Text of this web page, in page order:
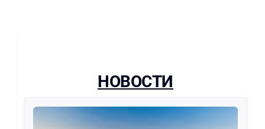
НОВОСТИ